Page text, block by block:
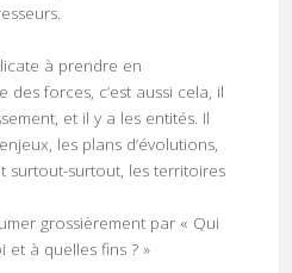
à prendre en
des forces, c’est aussi cela, il
et il y a les entités. Il
les plans d’évolutions,
surtout-surtout, les territoires
grossièrement par « Qui
et à quelles fins ? »